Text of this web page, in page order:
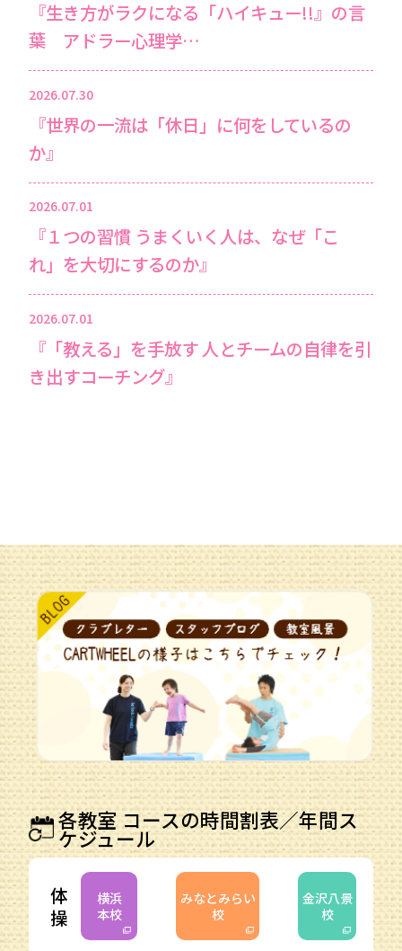
『生き方がラクになる「ハイキュー!!』の言
葉 アドラー心理学…
2026.07.30
『世界の一流は「休日」に何をしているの
か』
2026.07.01
『１つの習慣 うまくいく人は、なぜ「こ
れ」を大切にするのか』
2026.07.01
『「教える」を手放す 人とチームの自律を引
き出すコーチング』
各教室 コースの時間割表／年間ス
ケジュール
体
操
横浜
本校
みなとみらい
校
金沢八景
校